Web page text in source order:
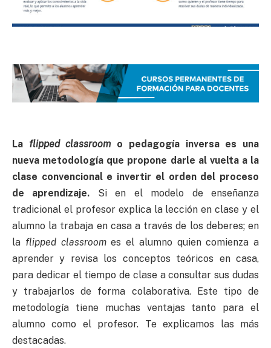
La flipped classroom o pedagogía inversa es una
nueva metodología que propone darle al vuelta a la
clase convencional e invertir el orden del proceso
de aprendizaje. Si en el modelo de enseñanza
tradicional el profesor explica la lección en clase y el
alumno la trabaja en casa a través de los deberes; en
la flipped classroomes el alumno quien comienza a
aprender y revisa los conceptos teóricos en casa,
para dedicar el tiempo de clase a consultar sus dudas
y trabajarlos de forma colaborativa. Este tipo de
metodología tiene muchas ventajas tanto para el
alumno como el profesor. Te explicamos las más
destacadas.